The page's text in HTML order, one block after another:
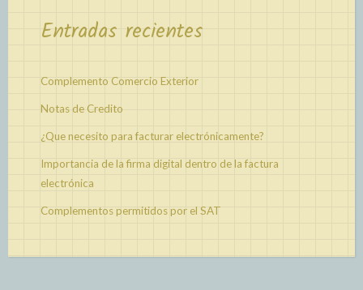
Entradas recientes
Complemento Comercio Exterior
Notas de Credito
¿Que necesito para facturar electrónicamente?
Importancia de la firma digital dentro de la factura
electrónica
Complementos permitidos por el SAT